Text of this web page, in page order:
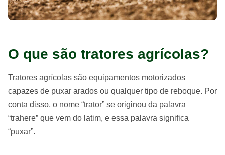
O que são tratores agrícolas?
Tratores agrícolas são equipamentos motorizados
capazes de puxar arados ou qualquer tipo de reboque. Por
conta disso, o nome “trator” se originou da palavra
“trahere” que vem do latim, e essa palavra significa
“puxar”.